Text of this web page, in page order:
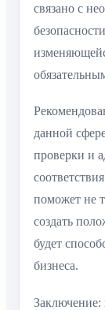
связано с
данной
проверки и
поможет не
создать
будет
бизнеса.